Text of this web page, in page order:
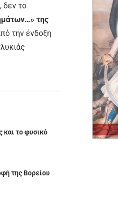
δεν το
της
την ένδοξη
και το φυσικό
της Βορείου